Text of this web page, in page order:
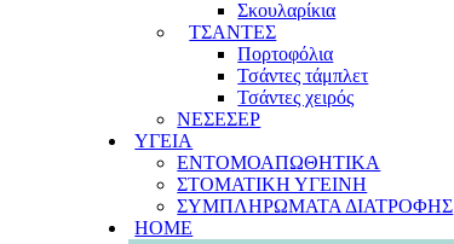
Σκουλαρίκια
ΤΣΑΝΤΕΣ
Πορτοφόλια
Τσάντες τάμπλετ
Τσάντες χειρός
ΝΕΣΕΣΕΡ
ΥΓΕΙΑ
ΕΝΤΟΜΟΑΠΩΘΗΤΙΚΑ
ΣΤΟΜΑΤΙΚΗ ΥΓΕΙΝΗ
ΣΥΜΠΛΗΡΩΜΑΤΑ ΔΙΑΤΡΟΦΗΣ
HOME